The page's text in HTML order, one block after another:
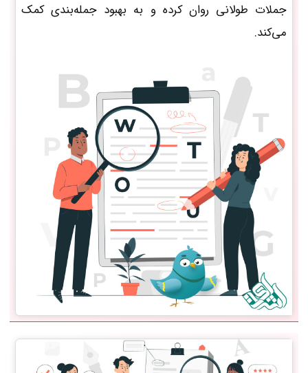
جملات طولانی روان کرده و به بهبود جمله‌بندی کمک
می‌کند.